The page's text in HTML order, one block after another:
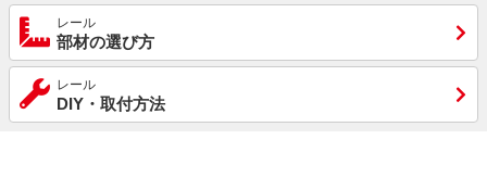
レール
部材の選び方
レール
DIY・取付方法